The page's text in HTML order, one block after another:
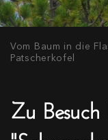
Vom Baum in die
Patscherkofel
Zu